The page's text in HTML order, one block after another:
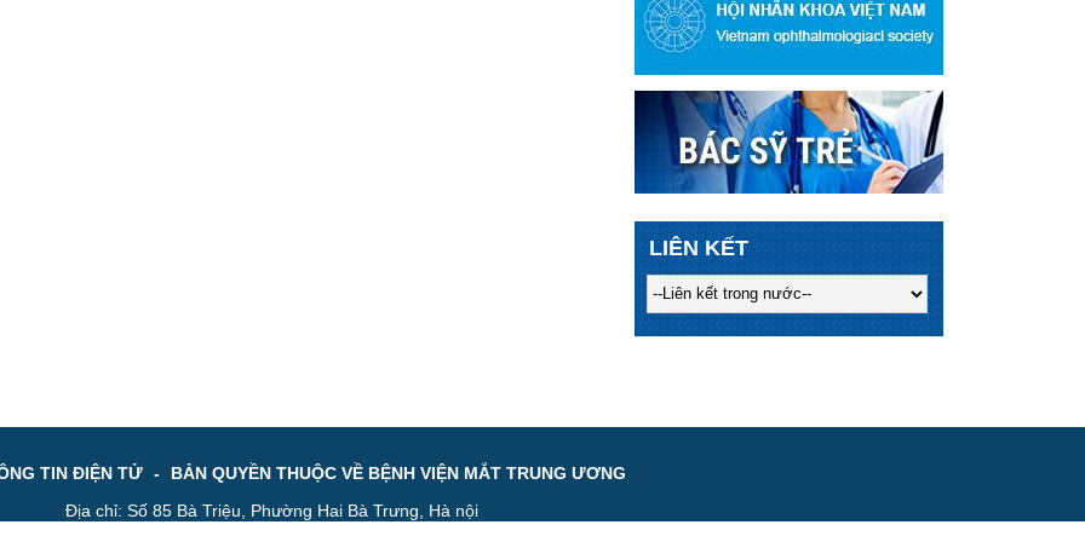
LIÊN KẾT
TIN ĐIỆN TỬ -
BẢN QUYỀN THUỘC VỀ BỆNH VIỆN MẮT TRUNG ƯƠNG
Địa chỉ: Số 85 Bà Triệu, Phường Hai Bà Trưng, Hà nội